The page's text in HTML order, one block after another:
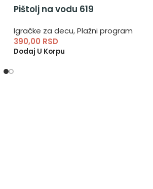
Pištolj na vodu 619
Igračke za decu,Plažni program
390,00 RSD
Dodaj U Korpu